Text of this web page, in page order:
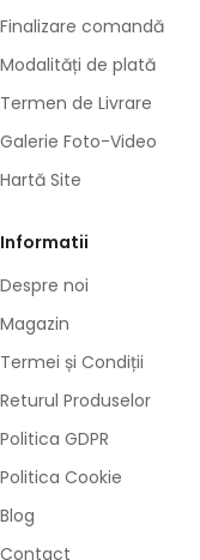
Finalizare comandă
Modalități de plată
Termen de Livrare
Galerie Foto-Video
Hartă Site
Informatii
Despre noi
Magazin
Termei și Condiții
Returul Produselor
Politica GDPR
Politica Cookie
Blog
Contact